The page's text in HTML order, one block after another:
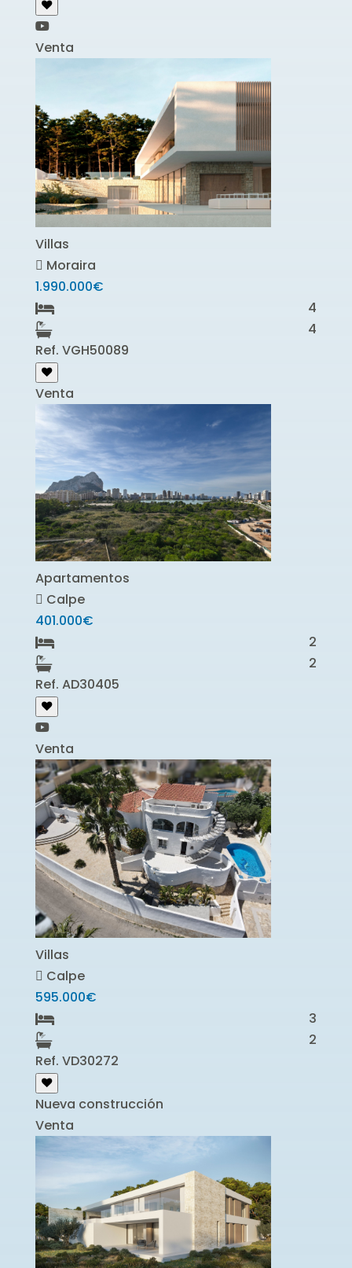
Venta
Villas
Moraira
1.990.000€
4
4
Ref. VGH50089
Venta
Apartamentos
Calpe
401.000€
2
2
Ref. AD30405
Venta
Villas
Calpe
595.000€
3
2
Ref. VD30272
Nueva construcción
Venta